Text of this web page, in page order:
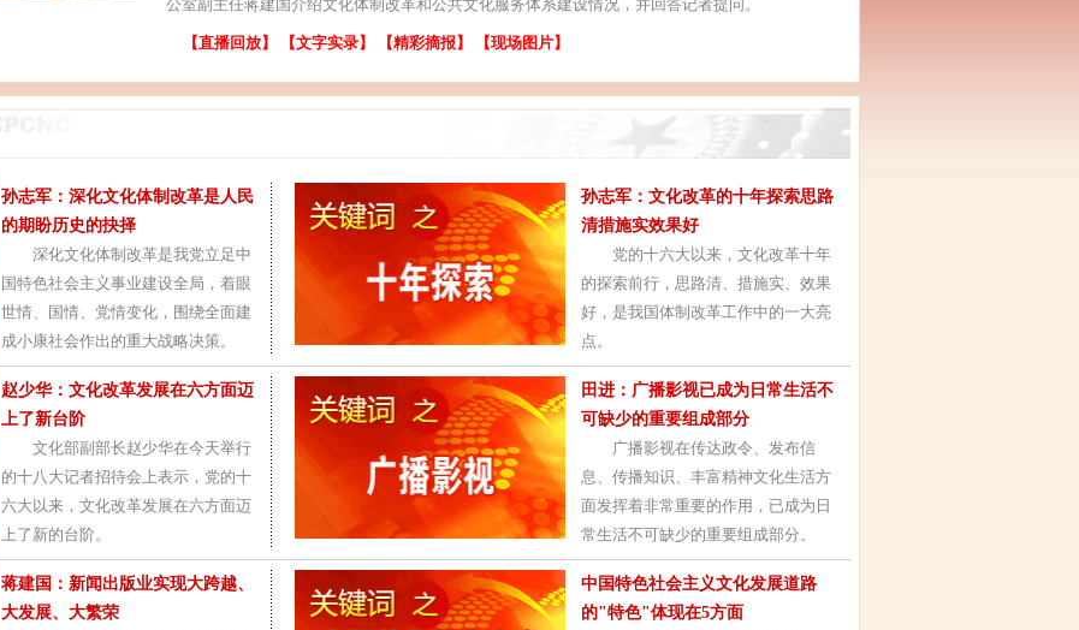
公室副主任蒋建国介绍文化体制改革和公共文化服务体系建设情况，并回答记者提问。
【直播回放】 【文字实录】 【精彩摘报】 【现场图片】
孙志军：深化文化体制改革是人民
的期盼历史的抉择
深化文化体制改革是我党立足中
国特色社会主义事业建设全局，着眼
世情、国情、党情变化，围绕全面建
成小康社会作出的重大战略决策。
孙志军：文化改革的十年探索思路
清措施实效果好
党的十六大以来，文化改革十年
的探索前行，思路清、措施实、效果
好，是我国体制改革工作中的一大亮
点。
赵少华：文化改革发展在六方面迈
上了新台阶
文化部副部长赵少华在今天举行
的十八大记者招待会上表示，党的十
六大以来，文化改革发展在六方面迈
上了新的台阶。
田进：广播影视已成为日常生活不
可缺少的重要组成部分
广播影视在传达政令、发布信
息、传播知识、丰富精神文化生活方
面发挥着非常重要的作用，已成为日
常生活不可缺少的重要组成部分。
蒋建国：新闻出版业实现大跨越、
大发展、大繁荣
中国特色社会主义文化发展道路
的"特色"体现在5方面